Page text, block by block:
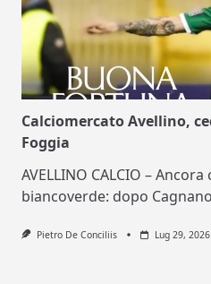
Calciomercato Avellino,
Foggia
AVELLINO CALCIO –
biancoverde: dopo Cagnano
Pietro De Conciliis Lug 29, 2026